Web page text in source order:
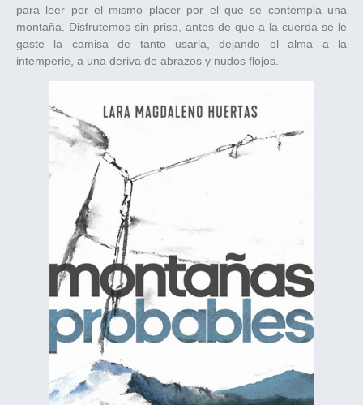
para leer por el mismo placer por el que se contempla una
montaña. Disfrutemos sin prisa, antes de que a la cuerda se le
gaste la camisa de tanto usarla, dejando el alma a la
intemperie, a una deriva de abrazos y nudos flojos.